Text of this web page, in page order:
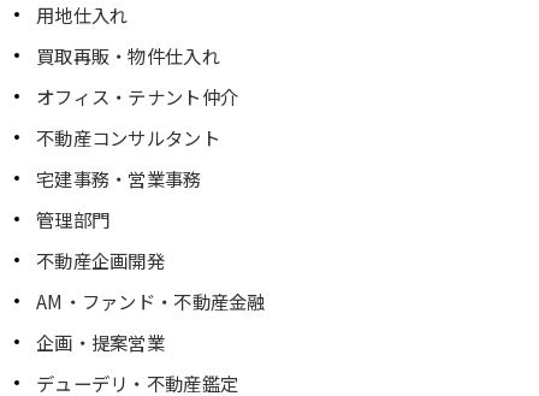
用地仕入れ
買取再販・物件仕入れ
オフィス・テナント仲介
不動産コンサルタント
宅建事務・営業事務
管理部門
不動産企画開発
AM・ファンド・不動産金融
企画・提案営業
デューデリ・不動産鑑定